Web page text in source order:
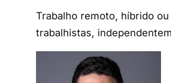
Trabalho remoto, híbrido
trabalhistas,